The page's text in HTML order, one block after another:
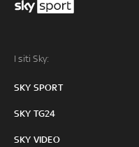
I siti Sky:
SKY SPORT
SKY TG24
SKY VIDEO